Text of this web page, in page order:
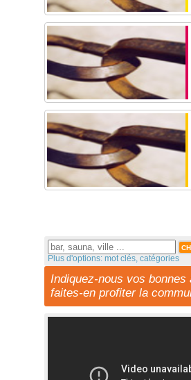
Plus d'options: mot clés, catégories
Indiquez-nous vos bonnes
faites-en profiter la